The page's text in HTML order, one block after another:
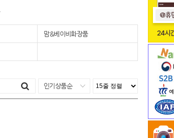
맘&베이비화장품
인기상품순